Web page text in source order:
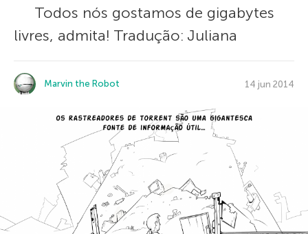
Todos nós gostamos de gigabytes
livres, admita! Tradução: Juliana
Marvin the Robot 14 jun 2014